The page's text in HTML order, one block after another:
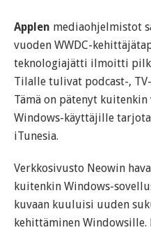
Applen mediaohjelmistot
vuoden WWDC-
teknologiajätti ilmoitti
Tilalle tulivat podcast-,
Tämä on pätenyt
Windows-käyttäjille
iTunesia.
Verkkosivusto Neowin
kuitenkin Windows-
kuvaan kuuluisi uuden
kehittäminen Windowsille.